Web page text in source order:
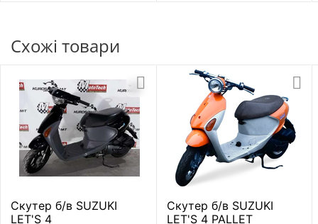
О'бєм бензобаку
Знайти схожі
Схожі товари
Скутер б/в SUZUKI
LET'S 4
Скутер б/в SUZUKI
LET'S 4 PALLET